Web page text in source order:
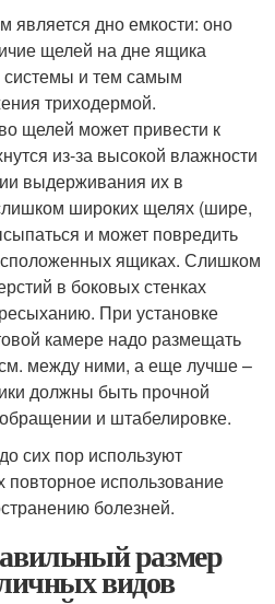
дно емкости: оно
щелей на дне ящика
системы и тем самым
триходермой.
щелей может привести к
из-за высокой влажности
выдерживания их в
широких щелях (шире,
и может повредить
ящиках. Слишком
в боковых стенках
При установке
камере надо размещать
между ними, а еще лучше –
должны быть прочной
и штабелировке.
сих пор используют
использование
болезней.
размер
видов